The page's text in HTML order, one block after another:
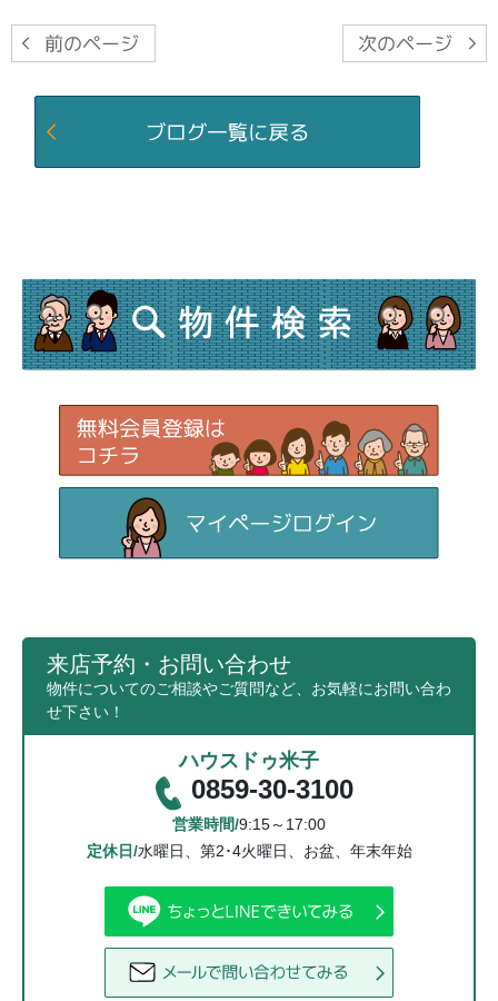
来店予約・お問い合わせ
物件についてのご相談やご質問など、お気軽にお問い合わ
せ下さい！
ハウスドゥ米子
0859-30-3100
営業時間/9:15～17:00
定休日/水曜日、第2･4火曜日、お盆、年末年始